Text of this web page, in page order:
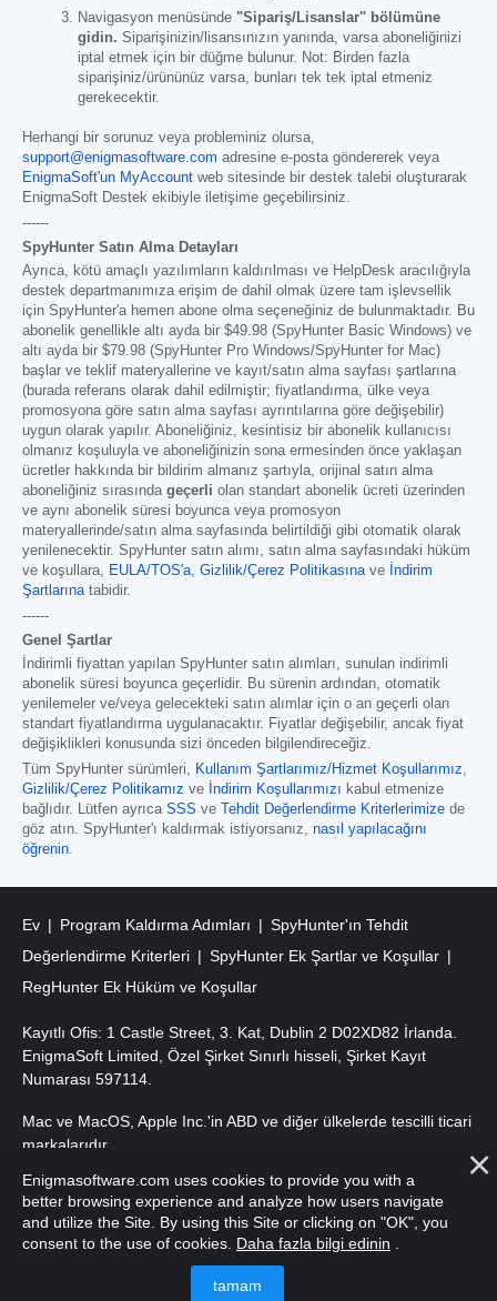
Navigasyon menüsünde "Sipariş/Lisanslar" bölümüne
gidin. Siparişinizin/lisansınızın yanında, varsa aboneliğinizi
iptal etmek için bir düğme bulunur. Not: Birden fazla
siparişiniz/ürününüz varsa, bunları tek tek iptal etmeniz
gerekecektir.
Herhangi bir sorunuz veya probleminiz olursa,
support@enigmasoftware.com adresine e-posta göndererek veya
EnigmaSoft'un MyAccount web sitesinde bir destek talebi oluşturarak
EnigmaSoft Destek ekibiyle iletişime geçebilirsiniz.
------
SpyHunter Satın Alma Detayları
Ayrıca, kötü amaçlı yazılımların kaldırılması ve HelpDesk aracılığıyla
destek departmanımıza erişim de dahil olmak üzere tam işlevsellik
için SpyHunter'a hemen abone olma seçeneğiniz de bulunmaktadır. Bu
abonelik genellikle altı ayda bir $49.98 (SpyHunter Basic Windows) ve
altı ayda bir $79.98 (SpyHunter Pro Windows/SpyHunter for Mac)
başlar ve teklif materyallerine ve kayıt/satın alma sayfası şartlarına
(burada referans olarak dahil edilmiştir; fiyatlandırma, ülke veya
promosyona göre satın alma sayfası ayrıntılarına göre değişebilir)
uygun olarak yapılır. Aboneliğiniz, kesintisiz bir abonelik kullanıcısı
olmanız koşuluyla ve aboneliğinizin sona ermesinden önce yaklaşan
ücretler hakkında bir bildirim almanız şartıyla, orijinal satın alma
aboneliğiniz sırasında geçerli olan standart abonelik ücreti üzerinden
ve aynı abonelik süresi boyunca veya promosyon
materyallerinde/satın alma sayfasında belirtildiği gibi otomatik olarak
yenilenecektir. SpyHunter satın alımı, satın alma sayfasındaki hüküm
ve koşullara, EULA/TOS'a, Gizlilik/Çerez Politikasınave İndirim
Şartlarınatabidir.
------
Genel Şartlar
İndirimli fiyattan yapılan SpyHunter satın alımları, sunulan indirimli
abonelik süresi boyunca geçerlidir. Bu sürenin ardından, otomatik
yenilemeler ve/veya gelecekteki satın alımlar için o an geçerli olan
standart fiyatlandırma uygulanacaktır. Fiyatlar değişebilir, ancak fiyat
değişiklikleri konusunda sizi önceden bilgilendireceğiz.
Tüm SpyHunter sürümleri, Kullanım Şartlarımız/Hizmet Koşullarımız,
Gizlilik/Çerez Politikamız ve İndirim Koşullarımızı kabul etmenize
bağlıdır. Lütfen ayrıca SSS ve Tehdit Değerlendirme Kriterlerimize de
göz atın. SpyHunter'ı kaldırmak istiyorsanız, nasıl yapılacağını
öğrenin.
Ev Program Kaldırma Adımları
SpyHunter'ın Tehdit
Değerlendirme Kriterleri
SpyHunter Ek Şartlar ve Koşullar
RegHunter Ek Hüküm ve Koşullar
Kayıtlı Ofis: 1 Castle Street, 3. Kat, Dublin 2 D02XD82 İrlanda.
EnigmaSoft Limited, Özel Şirket Sınırlı hisseli, Şirket Kayıt
Numarası 597114.
Mac ve MacOS, Apple Inc.'in ABD ve diğer ülkelerde tescilli ticari
markalarıdır.
Telif Hakkı 2016-2026 . EnigmaSoft Ltd. Tüm Hakları Saklıdır.
Enigmasoftware.com uses cookies to provide you with a
better browsing experience and analyze how users navigate
and utilize the Site. By using this Site or clicking on "OK", you
consent to the use of cookies. Daha fazla bilgi edinin